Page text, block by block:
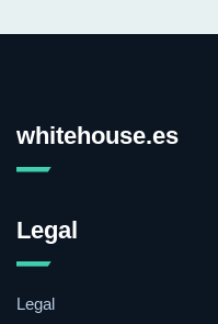
whitehouse.es
Legal
Legal